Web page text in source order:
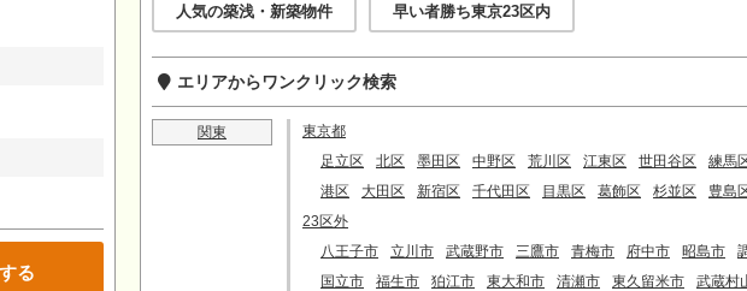
人気の築浅・新築物件 早い者勝ち東京23区内
エリアからワンクリック検索
関東
東京都
足立区
北区 墨田区 中野区 荒川区 江東区 世田谷区
練馬
港区
大田区 新宿区 千代田区 目黒区 葛飾区 杉並区
豊島
23区外
八王子市
立川市 武蔵野市 三鷹市 青梅市 府中市 昭島市
国立市
福生市 狛江市 東大和市 清瀬市 東久留米市
武蔵村
る